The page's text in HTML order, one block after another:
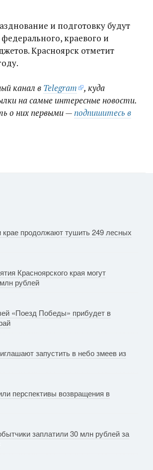
и подготовку будут
краевого и
Красноярск отметит
канал в Telegram
, куда
на самые интересные новости.
о них первыми —подпишитесь в
крае продолжают тушить 249 лесных
Красноярского края могут
рублей
«Поезд Победы» прибудет в
запустить в небо змеев из
перспективы возвращения в
заплатили 30 млн рублей за